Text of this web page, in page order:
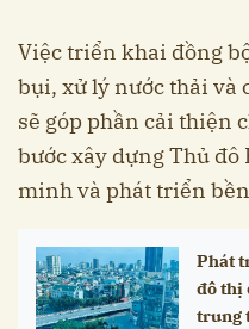
Việc triển khai đồng
bụi, xử lý nước thải và
sẽ góp phần cải thiện
bước xây dựng Thủ đô
minh và phát triển
Phát
đô thị
trung